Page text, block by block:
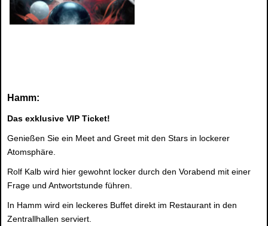
Hamm:
Das exklusive VIP Ticket!
Genießen Sie ein Meet and Greet mit den Stars in lockerer
Atomsphäre.
Rolf Kalb wird hier gewohnt locker durch den Vorabend mit einer
Frage und Antwortstunde führen.
In Hamm wird ein leckeres Buffet direkt im Restaurant in den
Zentrallhallen serviert.